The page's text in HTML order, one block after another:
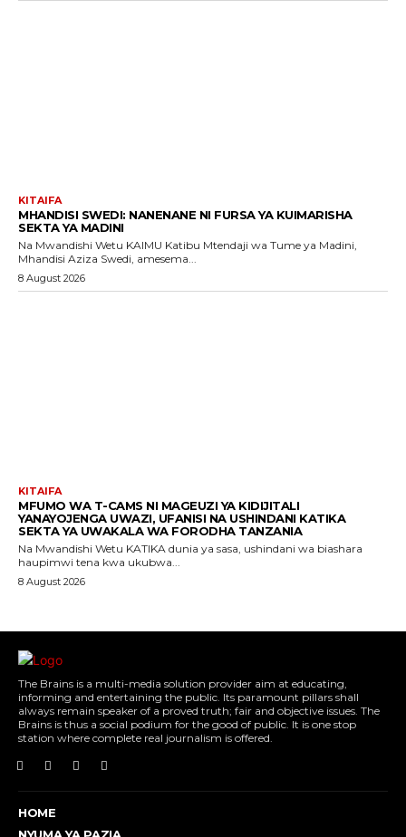
KITAIFA
MHANDISI SWEDI: NANENANE NI FURSA YA KUIMARISHA
SEKTA YA MADINI
Na Mwandishi Wetu KAIMU Katibu Mtendaji wa Tume ya Madini,
Mhandisi Aziza Swedi, amesema...
8 August 2026
KITAIFA
MFUMO WA T-CAMS NI MAGEUZI YA KIDIJITALI
YANAYOJENGA UWAZI, UFANISI NA USHINDANI KATIKA
SEKTA YA UWAKALA WA FORODHA TANZANIA
Na Mwandishi Wetu KATIKA dunia ya sasa, ushindani wa biashara
haupimwi tena kwa ukubwa...
8 August 2026
The Brains is a multi-media solution provider aim at educating,
informing and entertaining the public. Its paramount pillars shall
always remain speaker of a proved truth; fair and objective issues. The
Brains is thus a social podium for the good of public. It is one stop
station where complete real journalism is offered.
HOME